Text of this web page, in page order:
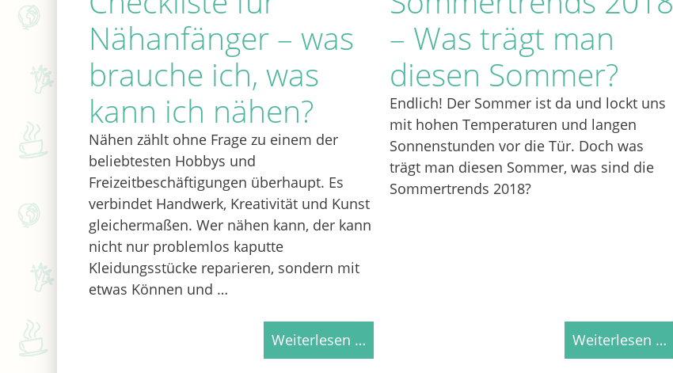
Nähanfänger – was
brauche ich, was
kann ich nähen?
Nähen zählt ohne Frage zu einem der
beliebtesten Hobbys und
Freizeitbeschäftigungen überhaupt. Es
verbindet Handwerk, Kreativität und Kunst
gleichermaßen. Wer nähen kann, der kann
nicht nur problemlos kaputte
Kleidungsstücke reparieren, sondern mit
etwas Können und …
Weiterlesen …
– Was trägt man
diesen Sommer?
Endlich! Der Sommer ist da und lockt uns
mit hohen Temperaturen und langen
Sonnenstunden vor die Tür. Doch was
trägt man diesen Sommer, was sind die
Sommertrends 2018?
Weiterlesen …